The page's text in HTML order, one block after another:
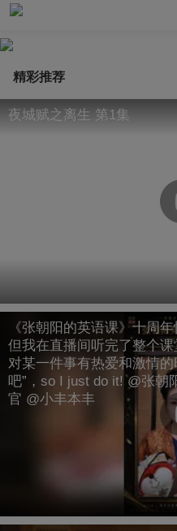
精彩推荐
夜城赋之离生 第1集
《张朝阳的英语课》十周
但我在直播间听完了整个
对某一件事有热爱和激情
吧”，so I just do it! @张朝
官 @小丰本丰